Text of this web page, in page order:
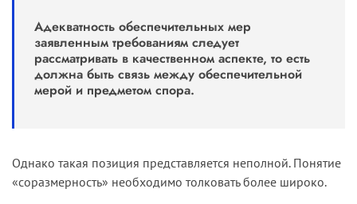
Адекватность обеспечительных мер
заявленным требованиям следует
рассматривать в качественном аспекте, то есть
должна быть связь между обеспечительной
мерой и предметом спора.
Однако такая позиция представляется неполной. Понятие
«соразмерность» необходимо толковать бо­лее широко.